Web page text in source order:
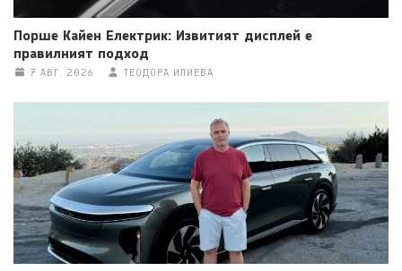
Порше Кайен Електрик: Извитият дисплей е
правилният подход
7 АВГ. 2026 ТЕОДОРА ИЛИЕВА